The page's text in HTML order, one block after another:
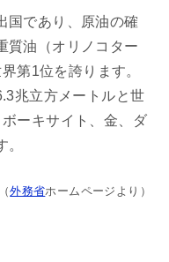
国であり、原油の確
質油（オリノコター
第1位を誇ります。
兆立方メートルと世
ーキサイト、金、ダ
（外務省ホームページより）